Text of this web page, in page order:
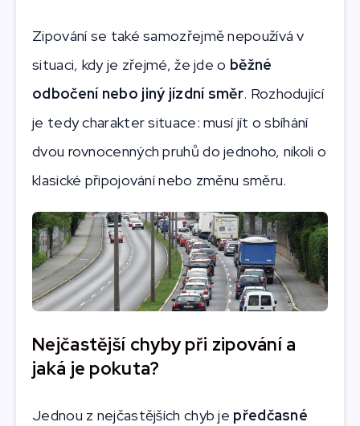
Zipování se také samozřejmě nepoužívá v
situaci, kdy je zřejmé, že jde o běžné
odbočení nebo jiný jízdní směr. Rozhodující
je tedy charakter situace: musí jít o sbíhání
dvou rovnocenných pruhů do jednoho, nikoli o
klasické připojování nebo změnu směru.
Nejčastější chyby při zipování a
jaká je pokuta?
Jednou z nejčastějších chyb je předčasné